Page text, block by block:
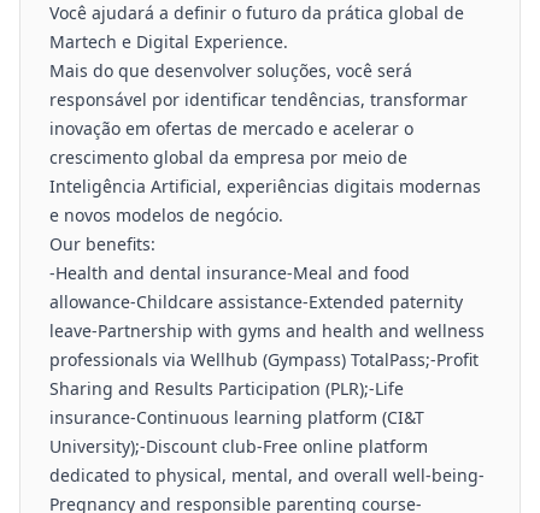
Você ajudará a definir o futuro da prática global de
Martech e Digital Experience.
Mais do que desenvolver soluções, você será
responsável por identificar tendências, transformar
inovação em ofertas de mercado e acelerar o
crescimento global da empresa por meio de
Inteligência Artificial, experiências digitais modernas
e novos modelos de negócio.
Our benefits:
-Health and dental insurance-Meal and food
allowance-Childcare assistance-Extended paternity
leave-Partnership with gyms and health and wellness
professionals via Wellhub (Gympass) TotalPass;-Profit
Sharing and Results Participation (PLR);-Life
insurance-Continuous learning platform (CI&T
University);-Discount club-Free online platform
dedicated to physical, mental, and overall well-being-
Pregnancy and responsible parenting course-